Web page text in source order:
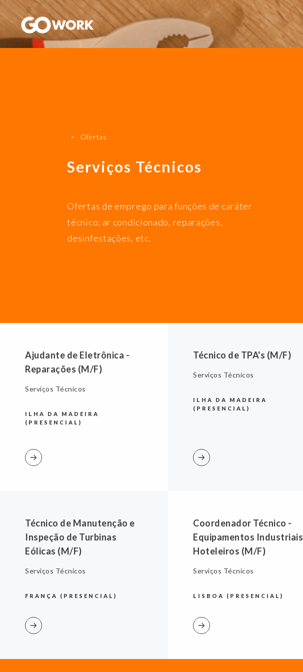
GoWork
Ofertas
Serviços Técnicos
Ofertas de emprego para funções de caráter
técnico: ar condicionado, reparações,
desinfestações, etc.
Ajudante de Eletrônica -
Reparações (M/F)
Serviços Técnicos
ILHA DA MADEIRA
(PRESENCIAL)
Técnico de TPA's (M/F)
Serviços Técnicos
ILHA DA MADEIRA
(PRESENCIAL)
Técnico de Manutenção e
Inspeção de Turbinas
Eólicas (M/F)
Serviços Técnicos
FRANÇA (PRESENCIAL)
Coordenador Técnico -
Equipamentos Industriais
Hoteleiros (M/F)
Serviços Técnicos
LISBOA (PRESENCIAL)